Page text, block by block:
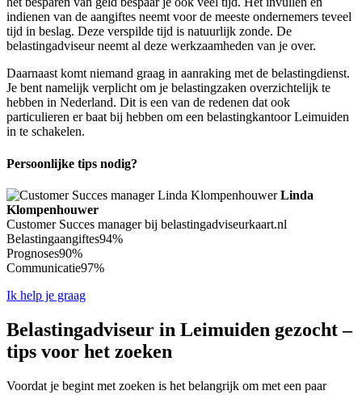
indienen van de aangiftes neemt voor de meeste ondernemers teveel
tijd in beslag. Deze verspilde tijd is natuurlijk zonde. De
belastingadviseur neemt al deze werkzaamheden van je over.
Daarnaast komt niemand graag in aanraking met de belastingdienst.
Je bent namelijk verplicht om je belastingzaken overzichtelijk te
hebben in Nederland. Dit is een van de redenen dat ook
particulieren er baat bij hebben om een belastingkantoor Leimuiden
in te schakelen.
Persoonlijke tips nodig?
Linda
Klompenhouwer
Customer Succes manager bij belastingadviseurkaart.nl
Belastingaangiftes94%
Prognoses90%
Communicatie97%
Ik help je graag
Belastingadviseur in Leimuiden gezocht –
tips voor het zoeken
Voordat je begint met zoeken is het belangrijk om met een paar